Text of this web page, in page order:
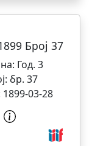
Број 37
Год. 3
бр. 37
1899-03-28